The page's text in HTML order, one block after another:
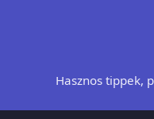
Hasznos tippek,